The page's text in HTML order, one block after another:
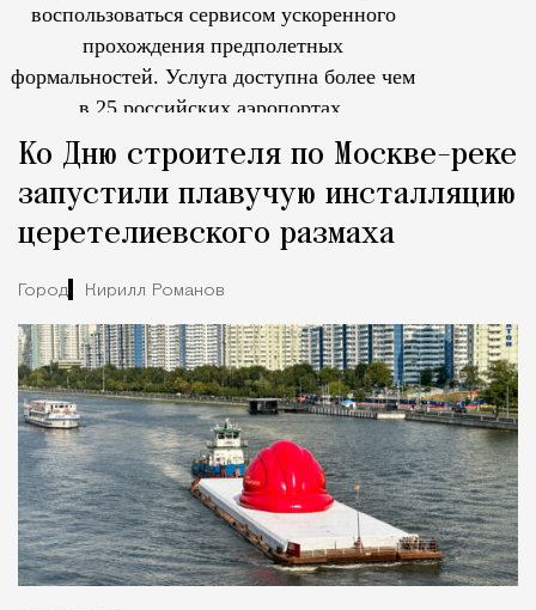
воспользоваться сервисом ускоренного
прохождения предполетных
формальностей. Услуга доступна более чем
в 25 российских аэропортах.
Ко Дню строителя по Москве-реке
запустили плавучую инсталляцию
церетелиевского размаха
Город Кирилл Романов